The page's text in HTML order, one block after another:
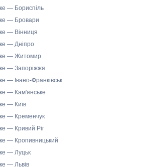
— Бориспіль
— Бровари
— Вінниця
— Дніпро
— Житомир
— Запоріжжя
— Івано-Франківськ
— Кам'янське
— Київ
— Кременчук
— Кривий Ріг
— Кропивницький
— Луцьк
— Львів